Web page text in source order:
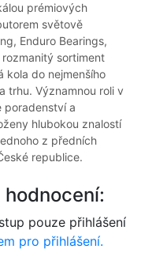
prémiových
světově
Enduro Bearings,
sortiment
kola do nejmenšího
trhu. Významnou roli v
poradenství a
hlubokou znalostí
z předních
republice.
pouze přihlášení
pro přihlášení.